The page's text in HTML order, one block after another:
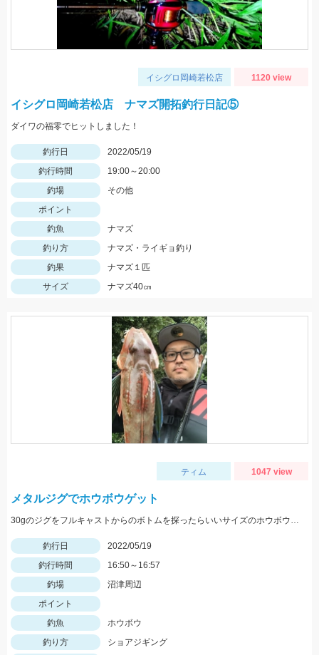
イシグロ岡崎若松店 1120 view
イシグロ岡崎若松店 ナマズ開拓釣行日記⑤
ダイワの福零でヒットしました！
釣行日
2022/05/19
釣行時間
19:00～20:00
釣場
その他
ポイント
釣魚
ナマズ
釣り方
ナマズ・ライギョ釣り
釣果
ナマズ１匹
サイズ
ナマズ40㎝
ティム 1047 view
メタルジグでホウボウゲット
30gのジグをフルキャストからのボトムを探ったらいいサイズのホウボウが釣れました。
釣行日
2022/05/19
釣行時間
16:50～16:57
釣場
沼津周辺
ポイント
釣魚
ホウボウ
釣り方
ショアジギング